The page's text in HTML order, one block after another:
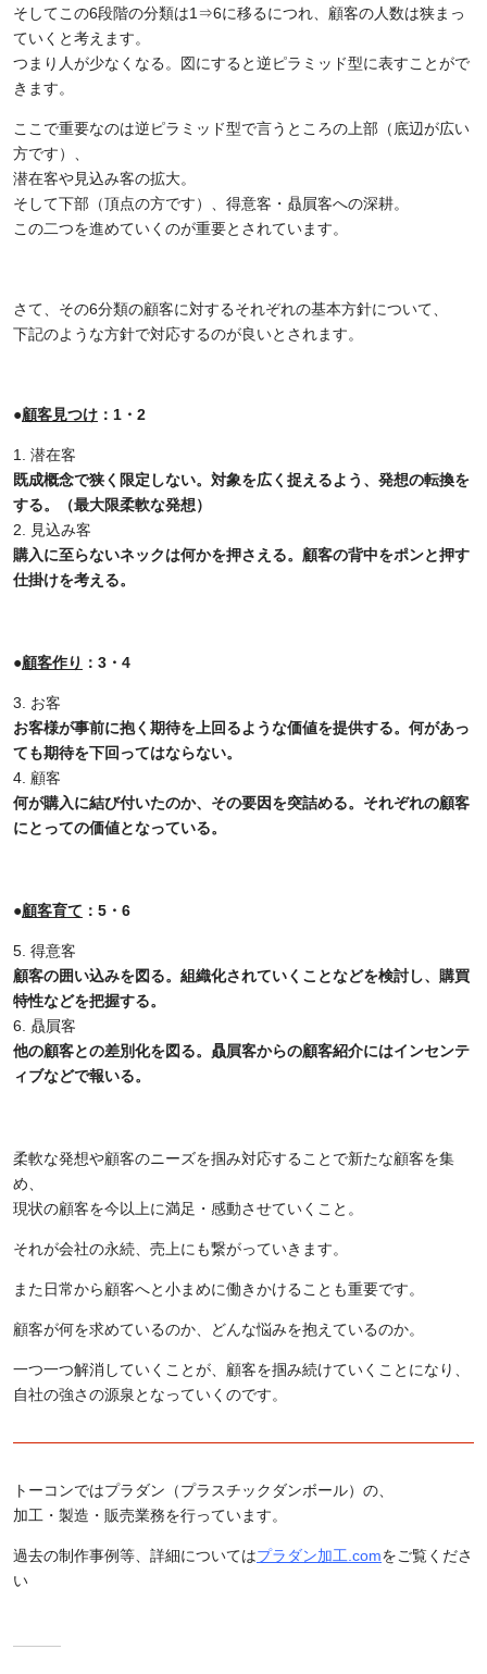
そしてこの6段階の分類は1 ⇒6に移るにつれ、顧客の人数は狭まっ
ていくと考えます。
つまり人が少なくなる。図にすると逆ピラミッド型に表すことがで
きます。
ここで重要なのは逆ピラミッド型で言うところの上部（底辺が広い
方です）、
潜在客や見込み客の拡大。
そして下部（頂点の方です）、得意客・贔屓客への深耕。
この二つを進めていくのが重要とされています。
さて、その6分類の顧客に対するそれぞれの基本方針について、
下記のような方針で対応するのが良いとされます。
●顧客見つけ ：1・2
潜在客
既成概念で狭く限定しない。対象を広く捉えるよう、発想の転換を
する。（最大限柔軟な発想）
見込み客
購入に至らないネックは何かを押さえる。顧客の背中をポンと押す
仕掛けを考える。
●顧客作り ：3・4
お客
お客様が事前に抱く期待を上回るような価値を提供する。何があっ
ても期待を下回ってはならない。
顧客
何が購入に結び付いたのか、その要因を突詰める。それぞれの顧客
にとっての価値となっている。
●顧客育て ：5・6
得意客
顧客の囲い込みを図る。組織化されていくことなどを検討し、購買
特性などを把握する。
贔屓客
他の顧客との差別化を図る。贔屓客からの顧客紹介にはインセンテ
ィブなどで報いる。
柔軟な発想や顧客のニーズを掴み対応することで新たな顧客を集
め、
現状の顧客を今以上に満足・感動させていくこと。
それが会社の永続、売上にも繋がっていきます。
また日常から顧客へと小まめに働きかけることも重要です。
顧客が何を求めているのか、どんな悩みを抱えているのか。
一つ一つ解消していくことが、顧客を掴み続けていくことになり、
自社の強さの源泉となっていくのです。
トーコンではプラダン（プラスチックダンボール）の、
加工・製造・販売業務を行っています。
過去の制作事例等、詳細についてはプラダン加工.comをご覧くださ
い